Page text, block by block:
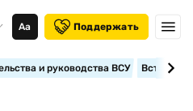
Аа Поддержать
и руководства ВСУ